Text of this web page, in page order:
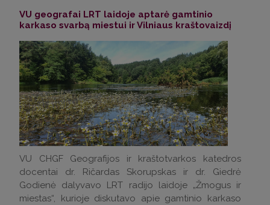
VU geografai LRT laidoje aptarė gamtinio
karkaso svarbą miestui ir Vilniaus kraštovaizdį
VU CHGF Geografijos ir kraštotvarkos katedros
docentai dr. Ričardas Skorupskas ir dr. Giedrė
Godienė dalyvavo LRT radijo laidoje „Žmogus ir
miestas“, kurioje diskutavo apie gamtinio karkaso